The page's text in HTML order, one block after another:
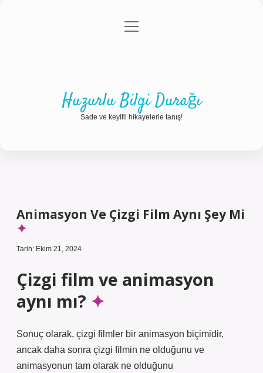
Gizlilik Politikası
menüyü
Huzurlu Bilgi Durağı
Sade ve keyifli hikayelerle tanış!
Animasyon Ve Çizgi Film Aynı Şey Mi
Tarih: Ekim 21, 2024
Çizgi film ve animasyon
aynı mı?
Sonuç olarak, çizgi filmler bir animasyon biçimidir,
ancak daha sonra çizgi filmin ne olduğunu ve
animasyonun tam olarak ne olduğunu